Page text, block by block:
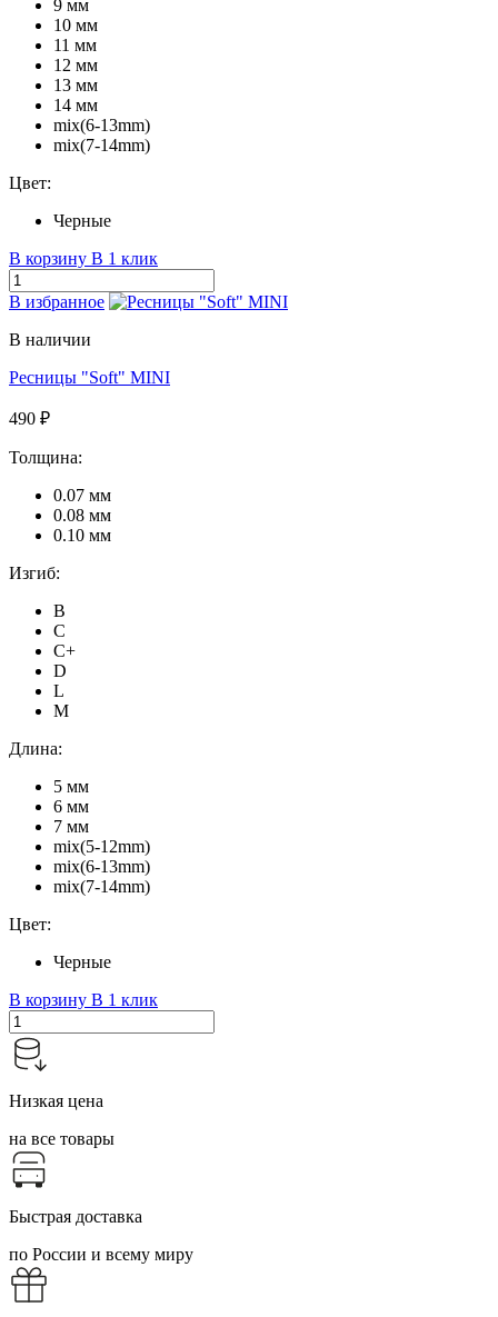
9 мм
10 мм
11 мм
12 мм
13 мм
14 мм
mix(6-13mm)
mix(7-14mm)
Цвет:
Черные
В корзину В 1 клик
В избранное
В наличии
Ресницы "Soft" MINI
490 ₽
Толщина:
0.07 мм
0.08 мм
0.10 мм
Изгиб:
B
C
C+
D
L
M
Длина:
5 мм
6 мм
7 мм
mix(5-12mm)
mix(6-13mm)
mix(7-14mm)
Цвет:
Черные
В корзину В 1 клик
Низкая цена
на все товары
Быстрая доставка
по России и всему миру